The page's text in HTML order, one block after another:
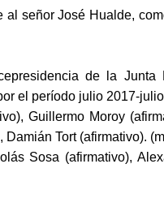
señor José Hualde,
de la
el período julio 2017-
Guillermo Moroy
Tort (afirmativo).
Sosa (afirmativo),